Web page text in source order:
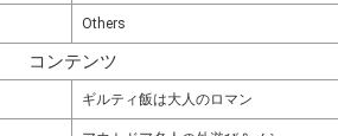
Others
コンテンツ
ギルティ飯は大人のロマン